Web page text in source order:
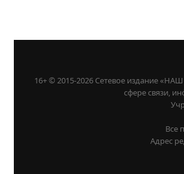
16+ © 2015-2026 Сетевое издание
сфере связи,
Все
Адрес